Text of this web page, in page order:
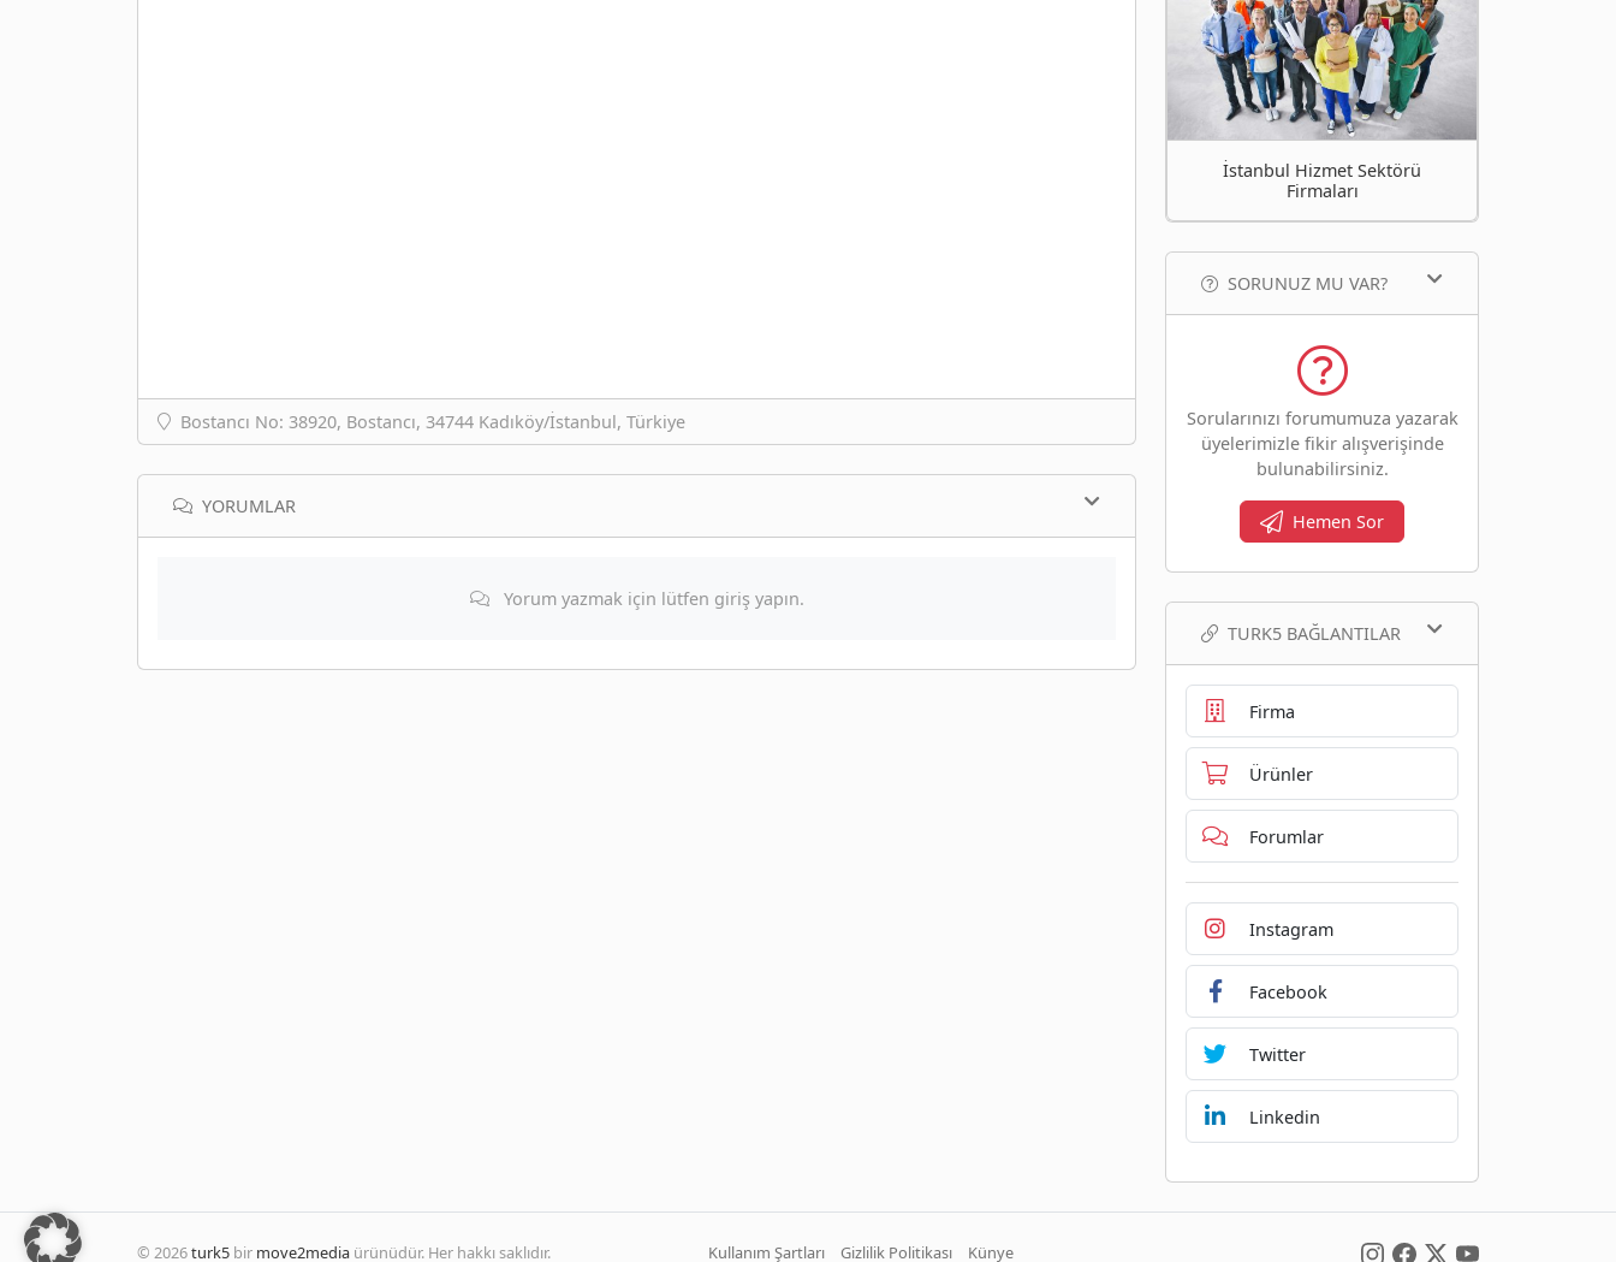
Bostancı No: 38920, Bostancı, 34744 Kadıköy/İstanbul, Türkiye
YORUMLAR
Yorum yazmak için lütfen giriş yapın.
İstanbul Hizmet Sektörü
Firmaları
SORUNUZ MU VAR?
Sorularınızı forumumuza yazarak
üyelerimizle fikir alışverişinde
bulunabilirsiniz.
Hemen Sor
TURK5 BAĞLANTILAR
Firma
Ürünler
Forumlar
Instagram
Facebook
Twitter
Linkedin
© 2026turk5 bir move2media ürünüdür. Her hakkı saklıdır. Kullanım Şartları Gizlilik Politikası Künye